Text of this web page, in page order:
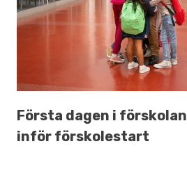
Första dagen i
inför förskolestart